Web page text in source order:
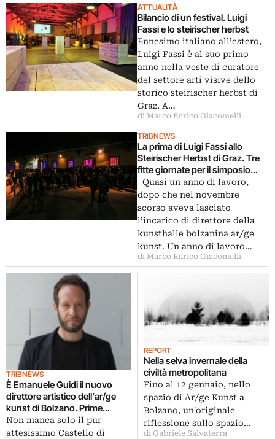
ATTUALITÀ
Bilancio di un festival. Luigi
Fassi e lo steirischer herbst
Ennesimo italiano all’estero,
Luigi Fassi è al suo primo
anno nella veste di curatore
del settore arti visive dello
storico steirischer herbst di
Graz. A…
di Marco Enrico Giacomelli
TRIBNEWS
La prima di Luigi Fassi allo
Steirischer Herbst di Graz. Tre
fitte giornate per il simposio
Liaison dangereuses. E ci sono
anche tre (solo tre?) giovani
critici italiani
Quasi un anno di lavoro,
dopo che nel novembre
scorso aveva lasciato
l’incarico di direttore della
kunsthalle bolzanina ar/ge
kunst. Un anno di lavoro…
di Marco Enrico Giacomelli
TRIBNEWS
È Emanuele Guidi il nuovo
direttore artistico dell’ar/ge
kunst di Bolzano. Prime
mostre a settembre: intanto
una ricognizione del territorio
Non manca solo il pur
attesissimo Castello di
REPORT
Nella selva invernale della
civiltà metropolitana
Fino al 12 gennaio, nello
spazio di Ar/ge Kunst a
Bolzano, un'originale
riflessione sullo spazio…
di Gabriele Salvaterra